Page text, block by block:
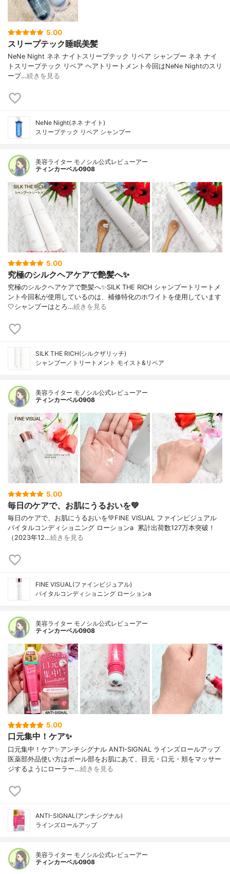
5.00
スリープテック睡眠美髪
NeNe Night ネネ ナイトスリープテック リペア シャンプー ネネ ナイ
トスリープテック リペア ヘアトリートメント今回はNeNe Nightのスリ
ープ…続きを見る
NeNe Night(ネネ ナイト)
スリープテック リペア シャンプー
美容ライター モノシル公式レビューアー
ティンカーベル0908
5.00
究極のシルクヘアケアで艶髪へ✨
究極のシルクヘアケアで艶髪へ✨SILK THE RICH シャンプートリートメ
ント今回私が使用しているのは、補修特化のホワイトを使用しています
🤍シャンプーはとろ…続きを見る
SILK THE RICH(シルクザリッチ)
シャンプー／トリートメント モイスト&リペア
美容ライター モノシル公式レビューアー
ティンカーベル0908
5.00
毎日のケアで、お肌にうるおいを💚
毎日のケアで、お肌にうるおいを💚FINE VISUAL ファインビジュアル
バイタルコンディショニング ローションa 累計出荷数127万本突破！
（2023年12…続きを見る
FINE VISUAL(ファインビジュアル)
バイタルコンディショニング ローションa
美容ライター モノシル公式レビューアー
ティンカーベル0908
5.00
口元集中！ケア✨
口元集中！ケア✨アンチシグナル ANTI-SIGNAL ラインズロールアップ
医薬部外品使い方はボール部をお肌にあて、目元・口元・頬をマッサー
ジするようにローラー…続きを見る
ANTI-SIGNAL(アンチシグナル)
ラインズロールアップ
美容ライター モノシル公式レビューアー
ティンカーベル0908